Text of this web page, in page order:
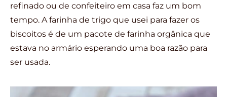
refinado ou de confeiteiro em casa faz um bom
tempo. A farinha de trigo que usei para fazer os
biscoitos é de um pacote de farinha orgânica que
estava no armário esperando uma boa razão para
ser usada.